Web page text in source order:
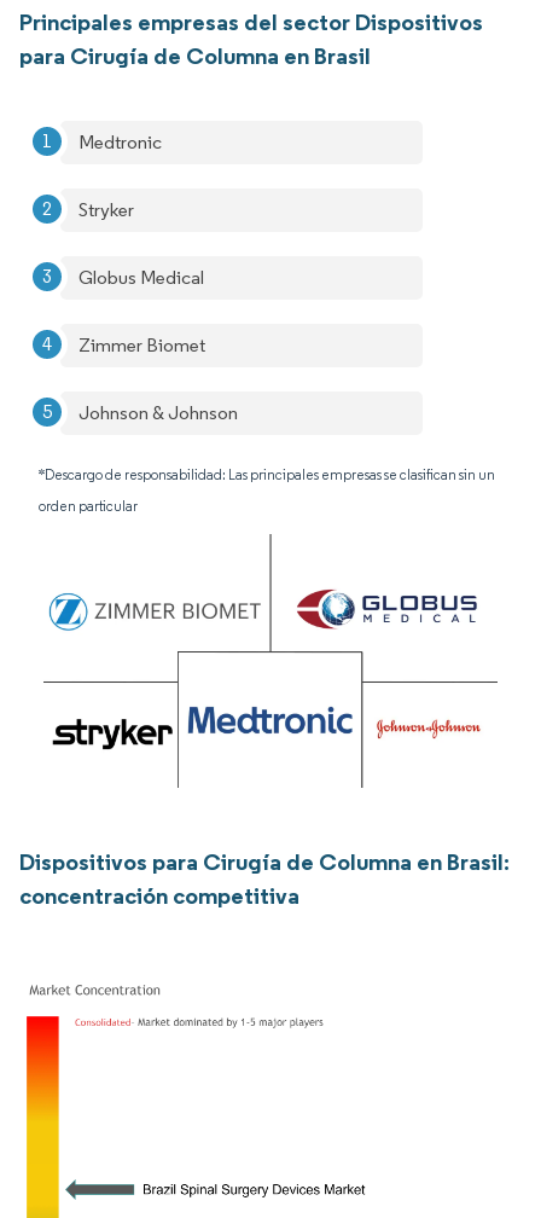
Principales empresas del sector Dispositivos
para Cirugía de Columna en Brasil
Medtronic
Stryker
Globus Medical
Zimmer Biomet
Johnson & Johnson
*Descargo de responsabilidad: Las principales empresas se clasifican sin un
orden particular
Dispositivos para Cirugía de Columna en Brasil:
concentración competitiva